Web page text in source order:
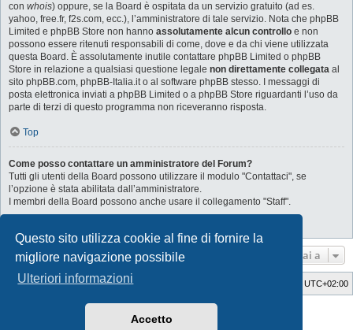
Questo sito utilizza cookie al fine di fornire la
migliore navigazione possibile
Ulteriori informazioni
Accetto
con whois) oppure, se la Board è ospitata da un servizio gratuito (ad es.
yahoo, free.fr, f2s.com, ecc.), l’amministratore di tale servizio. Nota che phpBB
Limited e phpBB Store non hanno assolutamente alcun controllo e non
possono essere ritenuti responsabili di come, dove e da chi viene utilizzata
questa Board. È assolutamente inutile contattare phpBB Limited o phpBB
Store in relazione a qualsiasi questione legale non direttamente collegata al
sito phpBB.com, phpBB-Italia.it o al software phpBB stesso. I messaggi di
posta elettronica inviati a phpBB Limited o a phpBB Store riguardanti l’uso da
parte di terzi di questo programma non riceveranno risposta.
Top
Come posso contattare un amministratore del Forum?
Tutti gli utenti della Board possono utilizzare il modulo "Contattaci", se
l’opzione è stata abilitata dall’amministratore.
I membri della Board possono anche usare il collegamento "Staff".
Vai a
Indice UTC+02:00
GTA game
phpBB® Forum Software © phpBB Limited